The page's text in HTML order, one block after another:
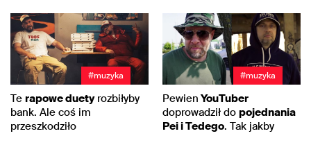
#muzyka
Te rapowe duetyrozbiłyby
bank. Ale coś im
przeszkodziło
#muzyka
Pewien YouTuber
doprowadził do pojednania
Pei i Tedego. Tak jakby